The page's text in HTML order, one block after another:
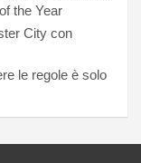
the Year
City con
le regole è solo